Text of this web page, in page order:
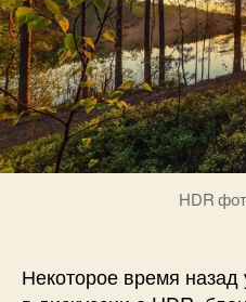
HDR
Некоторое время назад